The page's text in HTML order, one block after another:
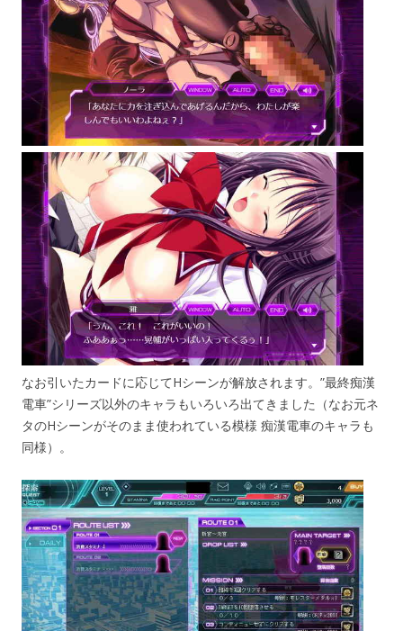
なお引いたカードに応じてHシーンが解放されます。”最終痴漢
電車”シリーズ以外のキャラもいろいろ出てきました（なお元ネ
タのHシーンがそのまま使われている模様 痴漢電車のキャラも
同様）。